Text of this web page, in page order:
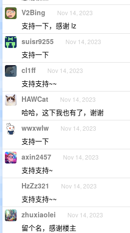
V2Bing Nov 14, 2023
支持一下，感谢 lz
suisr9255 Nov 14, 2023
支持一下
cl1ff Nov 14, 2023
支持支持~~
HAWCat Nov 14, 2023
哈哈，这下我也有了，谢谢
wwxwlw Nov 14, 2023
支持一下
axin2457 Nov 14, 2023
支持支持~
HzZz321 Nov 14, 2023
支持支持~~
zhuxiaolei Nov 14, 2023
留个名，感谢楼主